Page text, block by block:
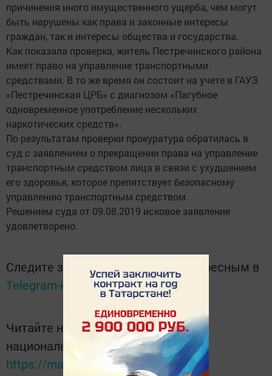
причинения иного имущественного ущерба, чем могут
быть нарушены как права и законные интересы
граждан, так и интересы общества и государства.
Как показала проверка, житель Пестречинского района
имеет право на управление транспортными
средствами. В то же время он состоит на учете в ГАУЗ
«Пестречинская ЦРБ» с диагнозом «Пагубное
одновременное употребление нескольких
наркотических средств».
По результатам проверки прокуратура обратилась в
суд с заявлением о прекращении права на управление
транспортным средством лица в связи с ухудшением
его здоровья, которое препятствует безопасному
управлению транспортным средством.
Решением суда от 09.08.2019 исковое заявление
удовлетворено.
Следите за самым важным и интересным в
Telegram-каналеТатмедиа
Читайте новости Татарстана в
национальном мессенджере MАХ:
https://max.ru/tatmedia